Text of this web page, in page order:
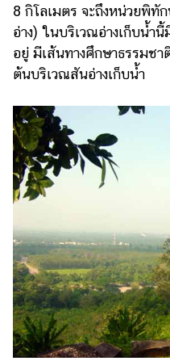
8 กิโลเมตร จะถึงหน่วยพิ
อ่าง) ในบริเวณอ่างเก็บน้ำ
อยู่ มีเส้นทางศึกษาธรรมชา
ต้นบริเวณสันอ่างเก็บน้ำ